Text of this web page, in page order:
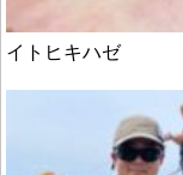
イトヒキハゼ